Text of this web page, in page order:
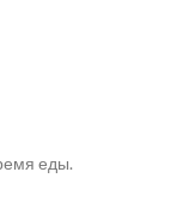
еды.